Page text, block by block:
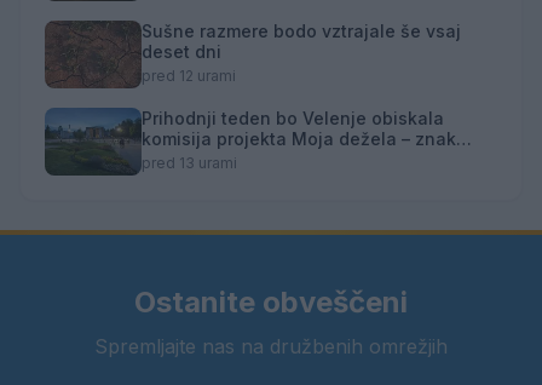
Sušne razmere bodo vztrajale še vsaj
deset dni
pred 12 urami
Prihodnji teden bo Velenje obiskala
komisija projekta Moja dežela – znak
gostoljubnosti
pred 13 urami
Ostanite obveščeni
Spremljajte nas na družbenih omrežjih